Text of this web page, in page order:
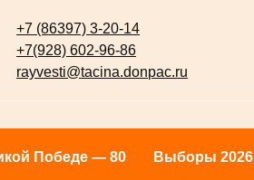
+7 (86397) 3-20-14
+7(928) 602-96-86
rayvesti@tacina.donpac.ru
Победе — 80 Выборы 2026